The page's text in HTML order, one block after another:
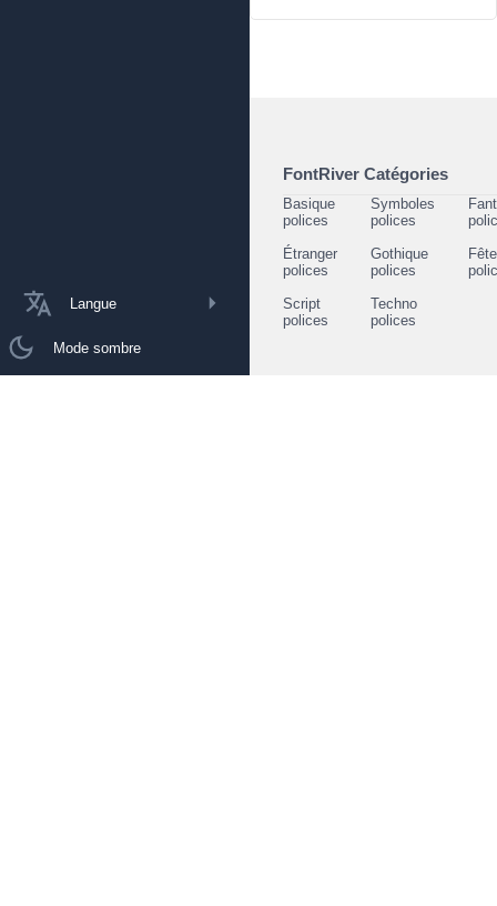
Langue
Mode sombre
FontRiver Catégories
Basique
polices
Symboles
polices
Étranger
polices
Gothique
polices
Script
polices
Techno
polices